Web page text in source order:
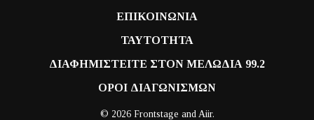
ΕΠΙΚΟΙΝΩΝΙΑ
ΤΑΥΤΟΤΗΤΑ
ΔΙΑΦΗΜΙΣΤΕΙΤΕ ΣΤΟΝ ΜΕΛΩΔΙΑ 99.2
ΟΡΟΙ ΔΙΑΓΩΝΙΣΜΩΝ
© 2026 Frontstage and Aiir.